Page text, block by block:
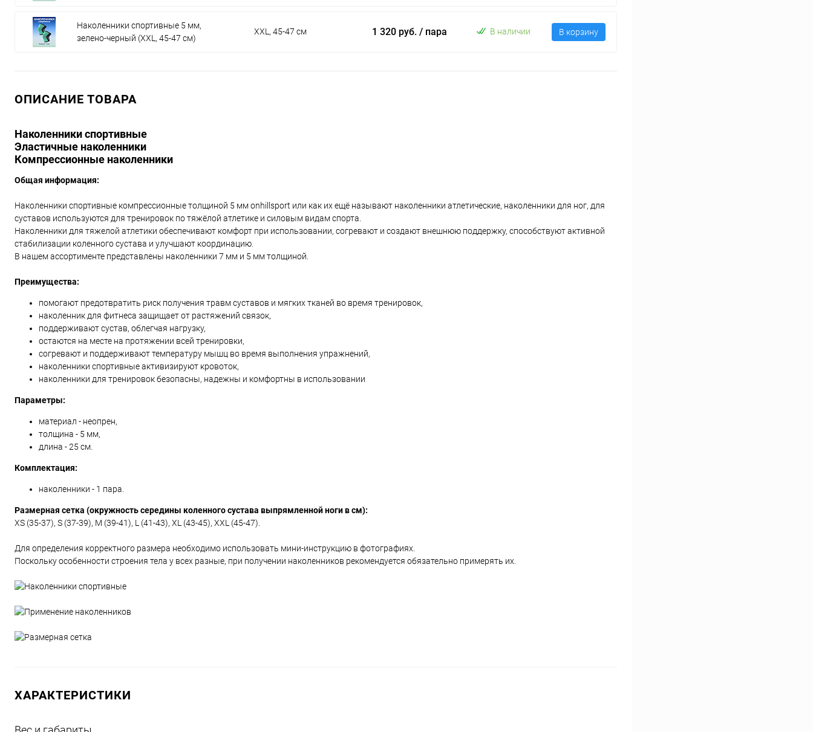
Наколенники спортивные 5 мм,
зелено-черный (XXL, 45-47 см)
XXL, 45-47 см 1 320 руб. / пара В наличии В корзину
ОПИСАНИЕ ТОВАРА
Наколенники спортивные
Эластичные наколенники
Компрессионные наколенники
Общая информация:
Наколенники спортивные компрессионные толщиной 5 мм onhillsport или как их ещё называют наколенники атлетические, наколенники для ног, для
суставов используются для тренировок по тяжёлой атлетике и силовым видам спорта.
Наколенники для тяжелой атлетики обеспечивают комфорт при использовании, согревают и создают внешнюю поддержку, способствуют активной
стабилизации коленного сустава и улучшают координацию.
В нашем ассортименте представлены наколенники 7 мм и 5 мм толщиной.
Преимущества:
помогают предотвратить риск получения травм суставов и мягких тканей во время тренировок,
наколенник для фитнеса защищает от растяжений связок,
поддерживают сустав, облегчая нагрузку,
остаются на месте на протяжении всей тренировки,
согревают и поддерживают температуру мышц во время выполнения упражнений,
наколенники спортивные активизируют кровоток,
наколенники для тренировок безопасны, надежны и комфортны в использовании
Параметры:
материал - неопрен,
толщина - 5 мм,
длина - 25 см.
Комплектация:
наколенники - 1 пара.
Размерная сетка (окружность середины коленного сустава выпрямленной ноги в см):
XS (35-37), S (37-39), M (39-41), L (41-43), XL (43-45), XXL (45-47).
Для определения корректного размера необходимо использовать мини-инструкцию в фотографиях.
Поскольку особенности строения тела у всех разные, при получении наколенников рекомендуется обязательно примерять их.
ХАРАКТЕРИСТИКИ